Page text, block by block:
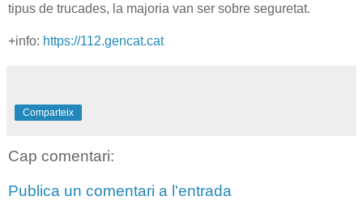
tipus de trucades, la majoria van ser sobre seguretat.
+info: https://112.gencat.cat
Comparteix
Cap comentari:
Publica un comentari a l'entrada